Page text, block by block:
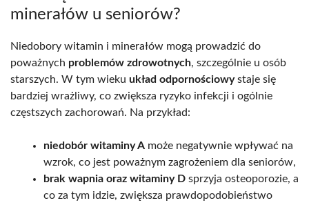
minerałów u seniorów?
Niedobory witamin i minerałów mogą prowadzić do
poważnych problemów zdrowotnych, szczególnie u osób
starszych. W tym wieku układ odpornościowystaje się
bardziej wrażliwy, co zwiększa ryzyko infekcji i ogólnie
częstszych zachorowań. Na przykład:
niedobór witaminy A może negatywnie wpływać na
wzrok, co jest poważnym zagrożeniem dla seniorów,
brak wapnia oraz witaminy D sprzyja osteoporozie, a
co za tym idzie, zwiększa prawdopodobieństwo